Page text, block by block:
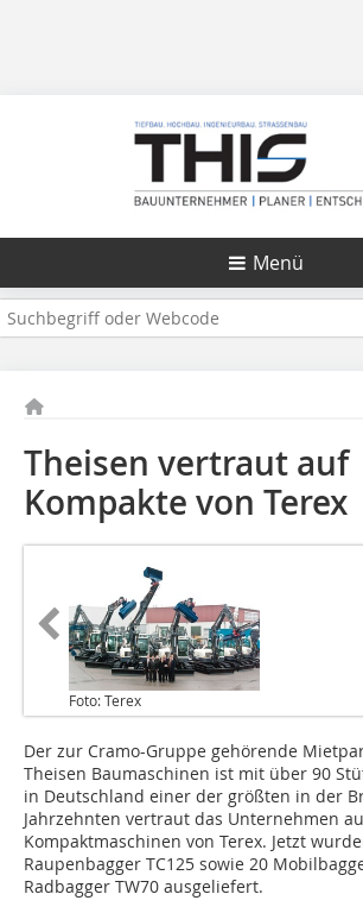
Menü
Theisen vertraut auf
Kompakte von Terex
Foto: Terex
Der zur Cramo-Gruppe gehörende
Theisen Baumaschinen ist mit über 90
in Deutschland einer der größten in der
Jahrzehnten vertraut das Unternehmen
Kompaktmaschinen von Terex. Jetzt
Raupenbagger TC125 sowie 20
Radbagger TW70 ausgeliefert.